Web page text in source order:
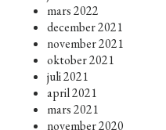
mars 2022
december 2021
november 2021
oktober 2021
juli 2021
april 2021
mars 2021
november 2020